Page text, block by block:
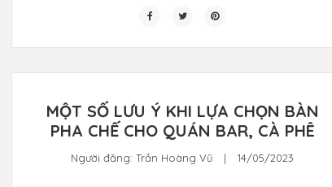
MỘT SỐ LƯU Ý KHI LỰA CHỌN BÀN
PHA CHẾ CHO QUÁN BAR, CÀ PHÊ
Người đăng: Trần Hoàng Vũ | 14/05/2023